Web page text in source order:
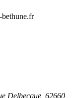
Delbecque, 62660